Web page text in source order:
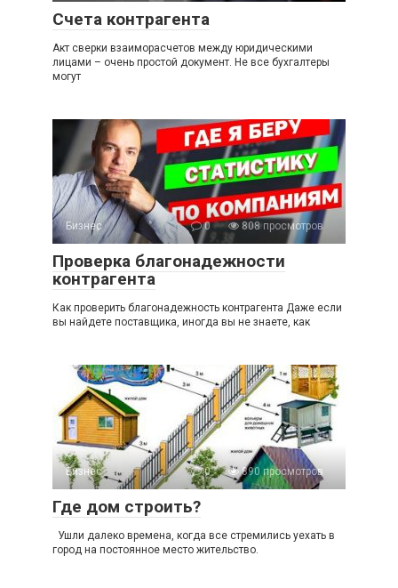
Счета контрагента
Акт сверки взаиморасчетов между юридическими
лицами – очень простой документ. Не все бухгалтеры
могут
Бизнес 0 808 просмотров
Проверка благонадежности
контрагента
Как проверить благонадежность контрагента Даже если
вы найдете поставщика, иногда вы не знаете, как
Бизнес 0 890 просмотров
Где дом строить?
Ушли далеко времена, когда все стремились уехать в
город на постоянное место жительство.